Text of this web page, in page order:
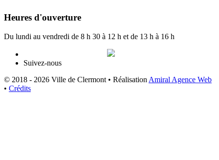
Heures d'ouverture
Du lundi au vendredi de 8 h 30 à 12 h et de 13 h à 16 h
Suivez-nous
© 2018 - 2026 Ville de Clermont • Réalisation Amiral Agence Web
• Crédits